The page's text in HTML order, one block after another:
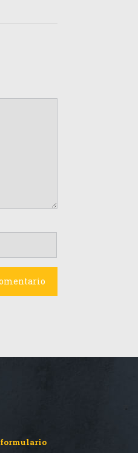
formulario